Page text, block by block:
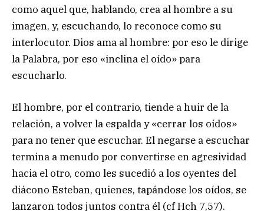
como aquel que, hablando, crea al hombre a su
imagen, y, escuchando, lo reconoce como su
interlocutor. Dios ama al hombre: por eso le dirige
la Palabra, por eso «inclina el oído» para
escucharlo.
El hombre, por el contrario, tiende a huir de la
relación, a volver la espalda y «cerrar los oídos»
para no tener que escuchar. El negarse a escuchar
termina a menudo por convertirse en agresividad
hacia el otro, como les sucedió a los oyentes del
diácono Esteban, quienes, tapándose los oídos, se
lanzaron todos juntos contra él (cf Hch 7,57).